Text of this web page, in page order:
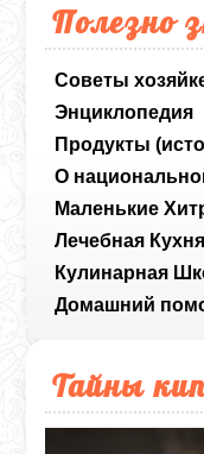
Полезно
Советы
Энциклопедия
Продукты
О
Маленькие
Лечебная Кухня
Кулинарная
Домашний
Тайны